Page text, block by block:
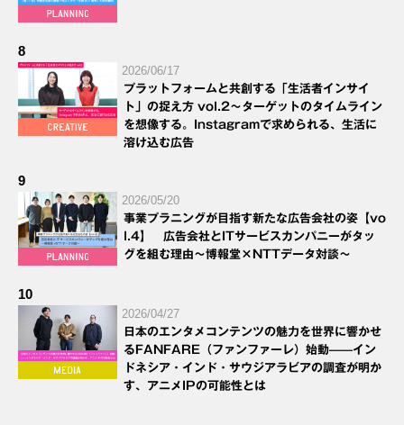
8
2026/06/17
プラットフォームと共創する「生活者インサイ
ト」の捉え方 vol.2～ターゲットのタイムライン
を想像する。Instagramで求められる、生活に
溶け込む広告
9
2026/05/20
事業プラニングが目指す新たな広告会社の姿【vo
l.4】 広告会社とITサービスカンパニーがタッ
グを組む理由～博報堂×NTTデータ対談～
10
2026/04/27
日本のエンタメコンテンツの魅力を世界に響かせ
るFANFARE（ファンファーレ）始動——イン
ドネシア・インド・サウジアラビアの調査が明か
す、アニメIPの可能性とは